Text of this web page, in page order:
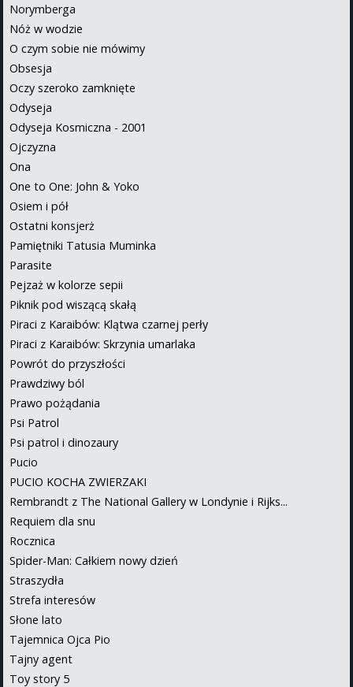
Norymberga
Nóż w wodzie
O czym sobie nie mówimy
Obsesja
Oczy szeroko zamknięte
Odyseja
Odyseja Kosmiczna - 2001
Ojczyzna
Ona
One to One: John & Yoko
Osiem i pół
Ostatni konsjerż
Pamiętniki Tatusia Muminka
Parasite
Pejzaż w kolorze sepii
Piknik pod wiszącą skałą
Piraci z Karaibów: Klątwa czarnej perły
Piraci z Karaibów: Skrzynia umarlaka
Powrót do przyszłości
Prawdziwy ból
Prawo pożądania
Psi Patrol
Psi patrol i dinozaury
Pucio
PUCIO KOCHA ZWIERZAKI
Rembrandt z The National Gallery w Londynie i Rijks...
Requiem dla snu
Rocznica
Spider-Man: Całkiem nowy dzień
Straszydła
Strefa interesów
Słone lato
Tajemnica Ojca Pio
Tajny agent
Toy story 5